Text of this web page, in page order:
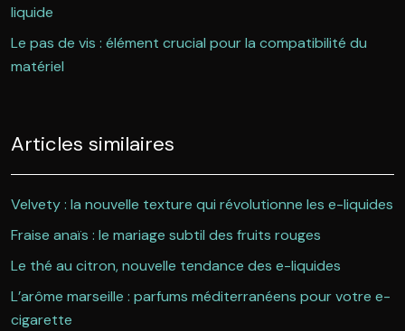
liquide
Le pas de vis : élément crucial pour la compatibilité du
matériel
Articles similaires
Velvety : la nouvelle texture qui révolutionne les e-liquides
Fraise anaïs : le mariage subtil des fruits rouges
Le thé au citron, nouvelle tendance des e-liquides
L’arôme marseille : parfums méditerranéens pour votre e-
cigarette